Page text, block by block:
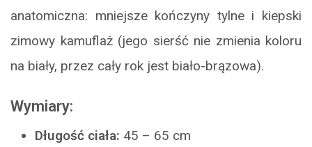
anatomiczna: mniejsze kończyny tylne i kiepski
zimowy kamuflaż (jego sierść nie zmienia koloru
na biały, przez cały rok jest biało-brązowa).
Wymiary:
Długość ciała: 45 – 65 cm